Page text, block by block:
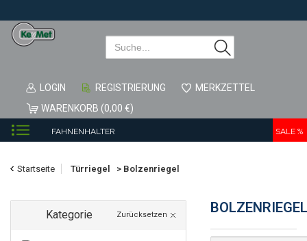
LOGIN REGISTRIERUNG
MERKZETTEL
WARENKORB (0,00 €)
FAHNENHALTER
ZAUNZUBEHÖR
SALE %
Startseite Türriegel > Bolzenriegel
Kategorie Zurücksetzen BOLZENRIEGEL